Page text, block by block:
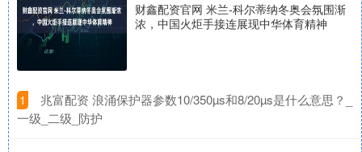
财鑫配资官网 米兰-科尔蒂纳冬奥会氛围渐
浓，中国火炬手接连展现中华体育精神
1
​兆富配资 浪涌保护器参数10/350µs和8/20µs是什么意思？_
一级_二级_防护